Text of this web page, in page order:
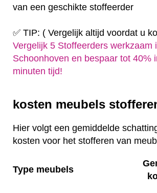
van een geschikte stoffeerder
✅ TIP: ( Vergelijk altijd voordat u
Vergelijk 5 Stoffeerders werkzaam
Schoonhoven en bespaar tot 40%
minuten tijd!
kosten meubels
Hier volgt een gemiddelde
kosten voor het stofferen van
Type meubels